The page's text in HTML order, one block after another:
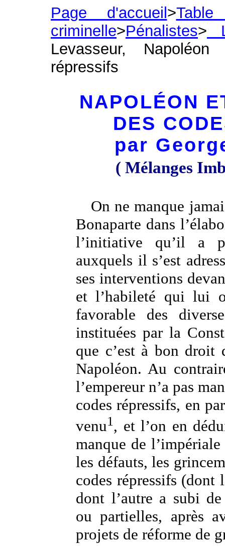
Page d'accueil >
criminelle>Pénalistes>
Levasseur,
répressifs
NAPOLÉON
DES
par
( Mélanges
On ne manque
Bonaparte dans
l’initiative qu’il a
auxquels il s’est
ses interventions
et l’habileté qui lui
favorable des
instituées par la
que c’est à bon droit
Napoléon. Au
l’empereur n’a pas
codes répressifs, en
venu1, et l’on en
manque de
les défauts, les
codes répressifs (dont
dont l’autre a subi
ou partielles, après
projets de réforme de